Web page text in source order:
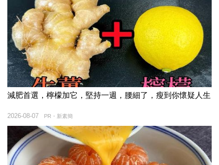
減肥首選，檸檬加它，堅持一週，腰細了，瘦到你懷疑人生
PR・新素簡
2026-08-07